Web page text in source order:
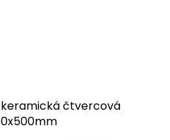
čtvercová